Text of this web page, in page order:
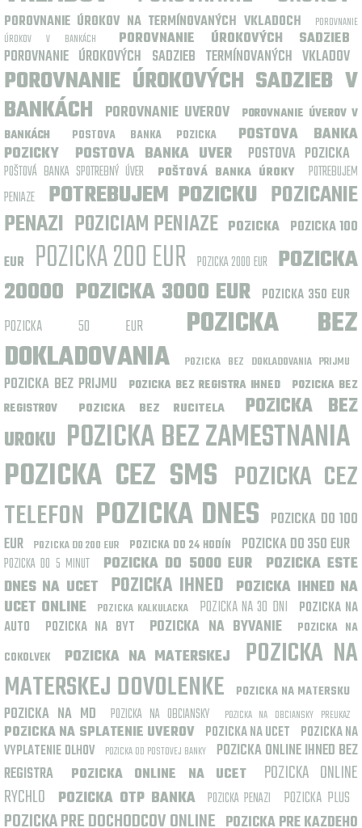
POROVNANIE ÚROKOV NA TERMÍNOVANÝCH VKLADOCH
POROVNANIE
ÚROKOV V BANKÁCH
POROVNANIE ÚROKOVÝCH SADZIEB
POROVNANIE ÚROKOVÝCH SADZIEB TERMÍNOVANÝCH VKLADOV
POROVNANIE ÚROKOVÝCH SADZIEB V
BANKÁCH POROVNANIE UVEROV
POROVNANIE ÚVEROV V
BANKÁCH
POSTOVA BANKA POZICKA
POSTOVA BANKA
POZICKY
POSTOVA BANKA UVER POSTOVA POZICKA
POŠTOVÁ BANKA SPOTREBNÝ ÚVER POŠTOVÁ BANKA ÚROKY
POTREBUJEM
PENIAZE
POTREBUJEM POZICKU POZICANIE
PENAZI POZICIAM PENIAZE POZICKA POZICKA 100
EUR POZICKA 200 EUR POZICKA 2000 EUR POZICKA
20000 POZICKA 3000 EUR POZICKA 350 EUR
POZICKA 50 EUR
POZICKA BEZ
DOKLADOVANIA
POZICKA BEZ DOKLADOVANIA PRIJMU
POZICKA BEZ PRIJMU POZICKA BEZ REGISTRA IHNED
POZICKA BEZ
REGISTROV
POZICKA BEZ RUCITELA
POZICKA BEZ
UROKU POZICKA BEZ ZAMESTNANIA
POZICKA CEZ SMS POZICKA CEZ
TELEFON POZICKA DNES POZICKA DO 100
EUR
POZICKA DO 200 EUR POZICKA DO 24 HODÍN POZICKA DO 350 EUR
POZICKA DO 5 MINUT POZICKA DO 5000 EUR
POZICKA ESTE
DNES NA UCET POZICKA IHNED POZICKA IHNED NA
UCET ONLINE
POZICKA KALKULACKA POZICKA NA 30 DNI
POZICKA NA
AUTO
POZICKA NA BYT POZICKA NA BYVANIE
POZICKA NA
COKOLVEK
POZICKA NA MATERSKEJ
POZICKA NA
MATERSKEJ DOVOLENKE
POZICKA NA MATERSKU
POZICKA NA MD POZICKA NA OBCIANSKY POZICKA NA OBCIANSKY PREUKAZ
POZICKA NA SPLATENIE UVEROV POZICKA NA UCET POZICKA NA
VYPLATENIE DLHOV
POZICKA OD POSTOVEJ BANKY
POZICKA ONLINE IHNED BEZ
REGISTRA
POZICKA ONLINE NA UCET
POZICKA ONLINE
RYCHLO
POZICKA OTP BANKA POZICKA PENAZI POZICKA PLUS
POZICKA PRE DOCHODCOV ONLINE POZICKA PRE KAZDEHO